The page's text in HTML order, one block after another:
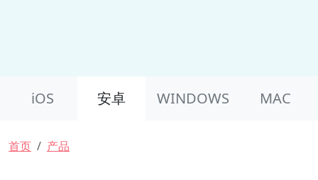
iOS 安卓 WINDOWS MAC
面包屑
首页 产品